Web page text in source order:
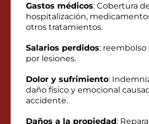
Gastos médicos: Cobertura
hospitalización,
otros tratamientos.
Salarios perdidos: reembolso
por lesiones.
Dolor y sufrimiento:
daño físico y emocional
accidente.
Daños a la propiedad: